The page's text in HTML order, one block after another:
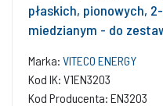
płaskich, pionowych,
miedzianym - do
Marka: VITECO ENERGY
Kod IK: V1EN3203
Kod Producenta: EN3203